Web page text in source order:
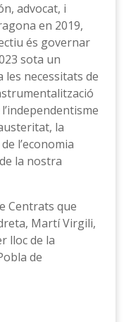
advocat, i
en 2019,
és governar
sota un
les necessitats de
la
l’economia
la nostra
Centrats que
Martí Virgili,
lloc de la
de